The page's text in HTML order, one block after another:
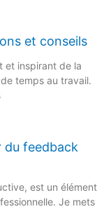
et conseils
et inspirant de la
temps au travail.
du feedback
est un élément
Je mets